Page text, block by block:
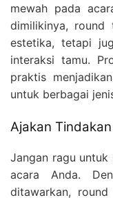
mewah pada
dimilikinya, round
estetika, tetapi
interaksi tamu.
praktis
untuk berbagai
Ajakan Tindakan
Jangan ragu
acara Anda.
ditawarkan,